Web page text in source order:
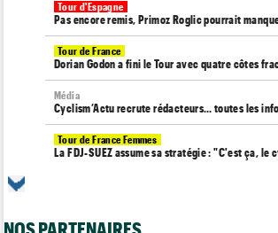
Tour d'Espagne
Pas encore remis, Primoz Roglic pourrait
Tour de France
Dorian Godon a fini le Tour avec quatre côtes
Média
Cyclism’Actu recrute rédacteurs… toutes les
Tour de France Femmes
La FDJ-SUEZ assume sa stratégie : "C'est ça, le